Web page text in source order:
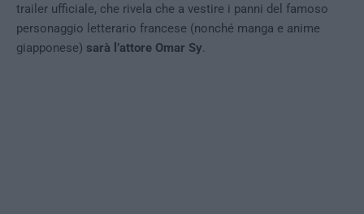
trailer ufficiale, che rivela che a vestire i panni del famoso
personaggio letterario francese (nonché manga e anime
giapponese) sarà l’attore Omar Sy